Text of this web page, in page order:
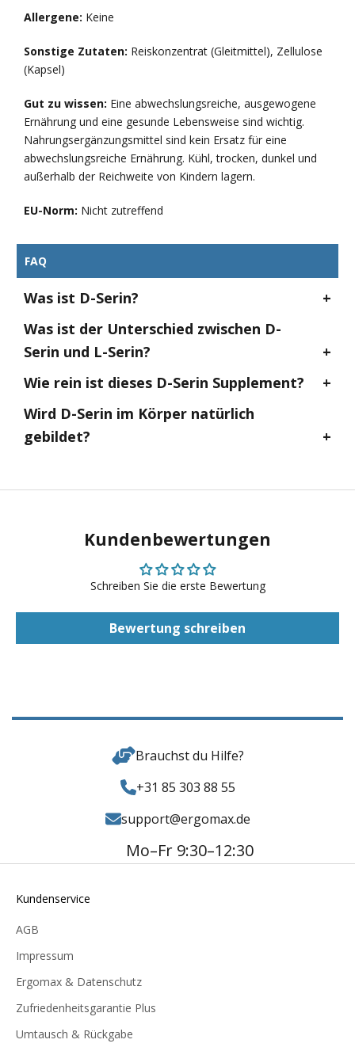
Allergene: Keine
Sonstige Zutaten: Reiskonzentrat (Gleitmittel), Zellulose
(Kapsel)
Gut zu wissen: Eine abwechslungsreiche, ausgewogene
Ernährung und eine gesunde Lebensweise sind wichtig.
Nahrungsergänzungsmittel sind kein Ersatz für eine
abwechslungsreiche Ernährung. Kühl, trocken, dunkel und
außerhalb der Reichweite von Kindern lagern.
EU-Norm: Nicht zutreffend
FAQ
Was ist D-Serin?
Was ist der Unterschied zwischen D-
Serin und L-Serin?
Wie rein ist dieses D-Serin Supplement?
Wird D-Serin im Körper natürlich
gebildet?
Kundenbewertungen
Schreiben Sie die erste Bewertung
Bewertung schreiben
Brauchst du Hilfe?
+31 85 303 88 55
support@ergomax.de
Mo–Fr 9:30–12:30
Kundenservice
AGB
Impressum
Ergomax & Datenschutz
Zufriedenheitsgarantie Plus
Umtausch & Rückgabe